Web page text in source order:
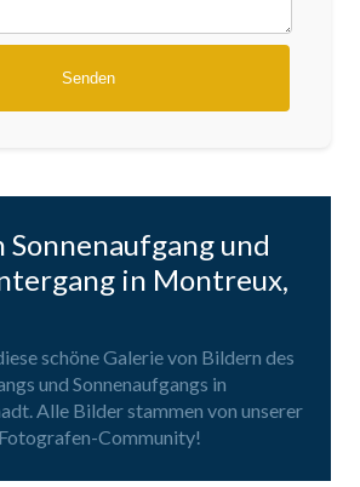
Sonnenaufgang und
in Montreux,
schöne Galerie von Bildern des
und Sonnenaufgangs in
Alle Bilder stammen von unserer
Community!